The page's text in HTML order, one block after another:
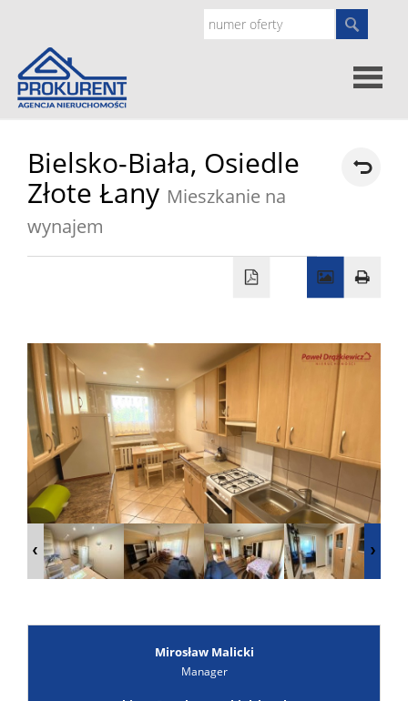
nas
ofertę
Bielsko-Biała, Osiedle
Złote Łany Mieszkanie na
wynajem
Mirosław Malicki
Manager